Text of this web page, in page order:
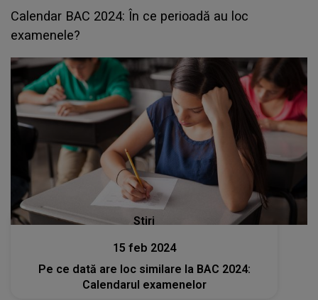
Calendar BAC 2024: În ce perioadă au loc
examenele?
Stiri
15 feb 2024
Pe ce dată are loc similare la BAC 2024:
Calendarul examenelor